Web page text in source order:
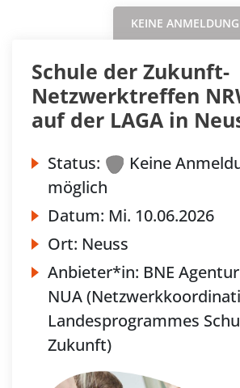
KEINE
Schule der Zukunft-
Netzwerktreffen
auf der LAGA in
Status:
Keine
möglich
Datum: Mi. 10.06.2026
Ort: Neuss
Anbieter*in: BNE
NUA
Landesprogrammes
Zukunft)